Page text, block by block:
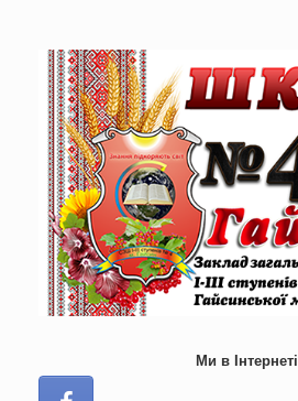
Ми в Інтернеті